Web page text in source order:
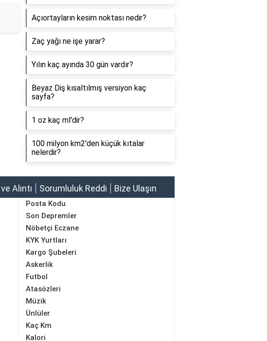
Açıortayların kesim noktası nedir?
Zaç yağı ne işe yarar?
Yılın kaç ayında 30 gün vardır?
Beyaz Diş kısaltılmış versiyon kaç
sayfa?
1 oz kaç ml'dir?
100 milyon km2'den küçük kıtalar
nelerdir?
Alıntı Sorumluluk Reddi Bize Ulaşın
Posta Kodu
Son Depremler
Nöbetçi Eczane
KYK Yurtları
Kargo Şubeleri
Askerlik
Futbol
Atasözleri
Müzik
Ünlüler
Kaç Km
Kalori